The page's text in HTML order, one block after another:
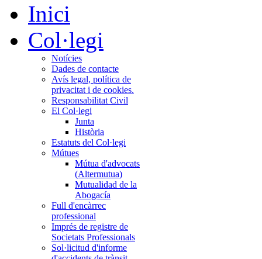
Inici
Col·legi
Notícies
Dades de contacte
Avís legal, política de
privacitat i de cookies.
Responsabilitat Civil
El Col·legi
Junta
Història
Estatuts del Col·legi
Mútues
Mútua d'advocats
(Altermutua)
Mutualidad de la
Abogacía
Full d'encàrrec
professional
Imprés de registre de
Societats Professionals
Sol·licitud d'informe